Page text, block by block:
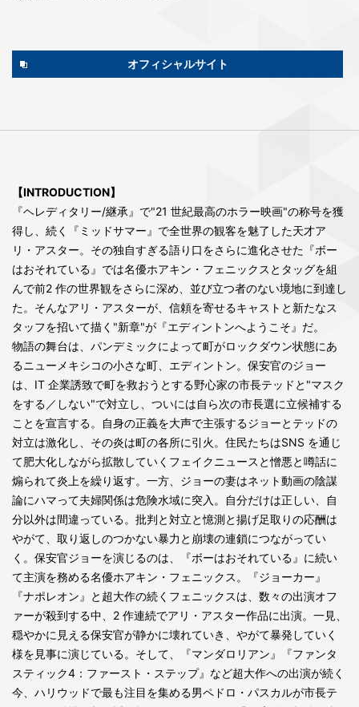
オフィシャルサイト
【INTRODUCTION】
『ヘレディタリー/継承』で"21 世紀最高のホラー映画"の称号を獲
得し、続く『ミッドサマー』で全世界の観客を魅了した天才ア
リ・アスター。その独自すぎる語り口をさらに進化させた『ボー
はおそれている』では名優ホアキン・フェニックスとタッグを組
んで前2 作の世界観をさらに深め、並び立つ者のない境地に到達し
た。そんなアリ・アスターが、信頼を寄せるキャストと新たなス
タッフを招いて描く"新章"が『エディントンへようこそ』だ。
物語の舞台は、パンデミックによって町がロックダウン状態にあ
るニューメキシコの小さな町、エディントン。保安官のジョー
は、IT 企業誘致で町を救おうとする野心家の市長テッドと"マスク
をする／しない"で対立し、ついには自ら次の市長選に立候補する
ことを宣言する。自身の正義を大声で主張するジョーとテッドの
対立は激化し、その炎は町の各所に引火。住民たちはSNS を通じ
て肥大化しながら拡散していくフェイクニュースと憎悪と噂話に
煽られて炎上を繰り返す。一方、ジョーの妻はネット動画の陰謀
論にハマって夫婦関係は危険水域に突入。自分だけは正しい、自
分以外は間違っている。批判と対立と憶測と揚げ足取りの応酬は
やがて、取り返しのつかない暴力と崩壊の連鎖につながってい
く。保安官ジョーを演じるのは、『ボーはおそれている』に続い
て主演を務める名優ホアキン・フェニックス。『ジョーカー』
『ナポレオン』と超大作の続くフェニックスは、数々の出演オフ
ァーが殺到する中、2 作連続でアリ・アスター作品に出演。一見、
穏やかに見える保安官が静かに壊れていき、やがて暴発していく
様を見事に演じている。そして、『マンダロリアン』『ファンタ
スティック4：ファースト・ステップ』など超大作への出演が続く
今、ハリウッドで最も注目を集める男ペドロ・パスカルが市長テ